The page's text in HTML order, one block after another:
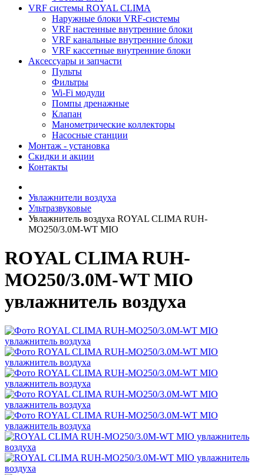
VRF системы ROYAL CLIMA
Наружные блоки VRF-системы
VRF настенные внутренние блоки
VRF канальные внутренние блоки
VRF кассетные внутренние блоки
Аксессуары и запчасти
Пульты
Фильтры
Wi-Fi модули
Помпы дренажные
Клапан
Манометрические коллекторы
Насосные станции
Монтаж - установка
Скидки и акции
Контакты
Увлажнители воздуха
Ультразвуковые
Увлажнитель воздуха ROYAL CLIMA RUH-
MO250/3.0M-WT MIO
ROYAL CLIMA RUH-
MO250/3.0M-WT MIO
увлажнитель воздуха